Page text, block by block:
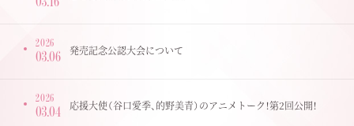
2026
03.06 発売記念公認大会について
2026
03.04 応援大使（谷口愛季、的野美青）のアニメトーク！第2回公開！